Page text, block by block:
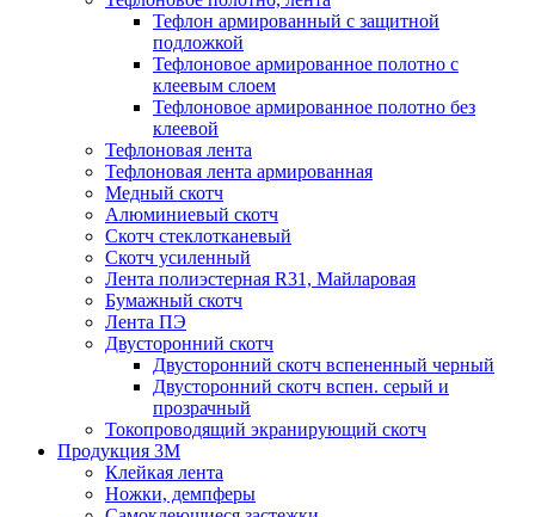
Тефлон армированный с защитной
подложкой
Тефлоновое армированное полотно с
клеевым слоем
Тефлоновое армированное полотно без
клеевой
Тефлоновая лента
Тефлоновая лента армированная
Медный скотч
Алюминиевый скотч
Скотч стеклотканевый
Скотч усиленный
Лента полиэстерная R31, Майларовая
Бумажный скотч
Лента ПЭ
Двусторонний скотч
Двусторонний скотч вспененный черный
Двусторонний скотч вспен. серый и
прозрачный
Токопроводящий экранирующий скотч
Продукция 3M
Клейкая лента
Ножки, демпферы